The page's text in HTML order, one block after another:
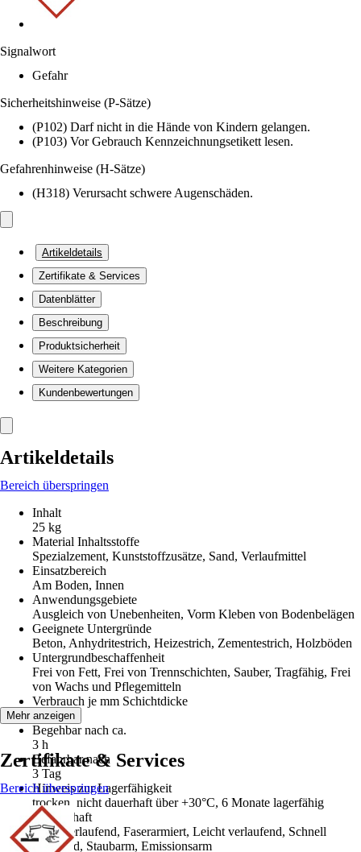
Signalwort
Gefahr
Sicherheitshinweise (P-Sätze)
(P102) Darf nicht in die Hände von Kindern gelangen.
(P103) Vor Gebrauch Kennzeichnungsetikett lesen.
Gefahrenhinweise (H-Sätze)
(H318) Verursacht schwere Augenschäden.
Artikeldetails
Zertifikate & Services
Datenblätter
Beschreibung
Produktsicherheit
Weitere Kategorien
Kundenbewertungen
Artikeldetails
Bereich überspringen
Inhalt
25 kg
Material Inhaltsstoffe
Spezialzement, Kunststoffzusätze, Sand, Verlaufmittel
Einsatzbereich
Am Boden, Innen
Anwendungsgebiete
Ausgleich von Unebenheiten, Vorm Kleben von Bodenbelägen
Geeignete Untergründe
Beton, Anhydritestrich, Heizestrich, Zementestrich, Holzböden
Untergrundbeschaffenheit
Frei von Fett, Frei von Trennschichten, Sauber, Tragfähig, Frei
von Wachs und Pflegemitteln
Verbrauch je mm Schichtdicke
1,6 kg/m²
Begehbar nach ca.
3 h
Befahrbar nach
3 Tag
Hinweis zur Lagerfähigkeit
trocken, nicht dauerhaft über +30°C, 6 Monate lagerfähig
Eigenschaft
Selbstverlaufend, Faserarmiert, Leicht verlaufend, Schnell
erhärtend, Staubarm, Emissionsarm
Mehr anzeigen
Zertifikate & Services
Bereich überspringen